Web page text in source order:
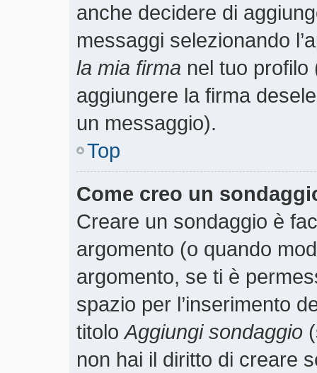
anche decidere di
messaggi selezionando
la mia firma nel tuo
aggiungere la firma
un messaggio).
Top
Come creo un
Creare un sondaggio è
argomento (o quando
argomento, se ti è
spazio per l’inserimento
titoloAggiungi sondaggio
non hai il diritto di creare